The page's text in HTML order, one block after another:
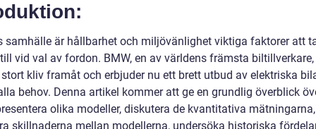
samhälle är hållbarhet och miljövänlighet viktiga faktorer att
vid val av fordon. BMW, en av världens främsta
kliv framåt och erbjuder nu ett brett utbud av elektriska
behov. Denna artikel kommer att ge en grundlig överblick
olika modeller, diskutera de kvantitativa mätningarna,
skillnaderna mellan modellerna, undersöka historiska